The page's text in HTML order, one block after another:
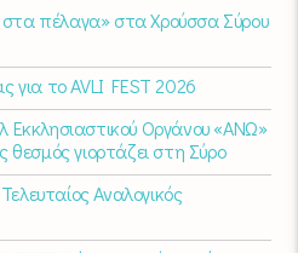
πέλαγα» στα Χρούσσα Σύρου
για το AVLI FEST 2026
Εκκλησιαστικού Οργάνου «ΑΝΩ»
θεσμός γιορτάζει στη Σύρο​
Αναλογικός